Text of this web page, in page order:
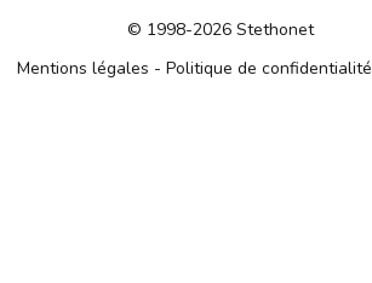
© 1998-2026 Stethonet
Mentions légales - Politique de confidentialité